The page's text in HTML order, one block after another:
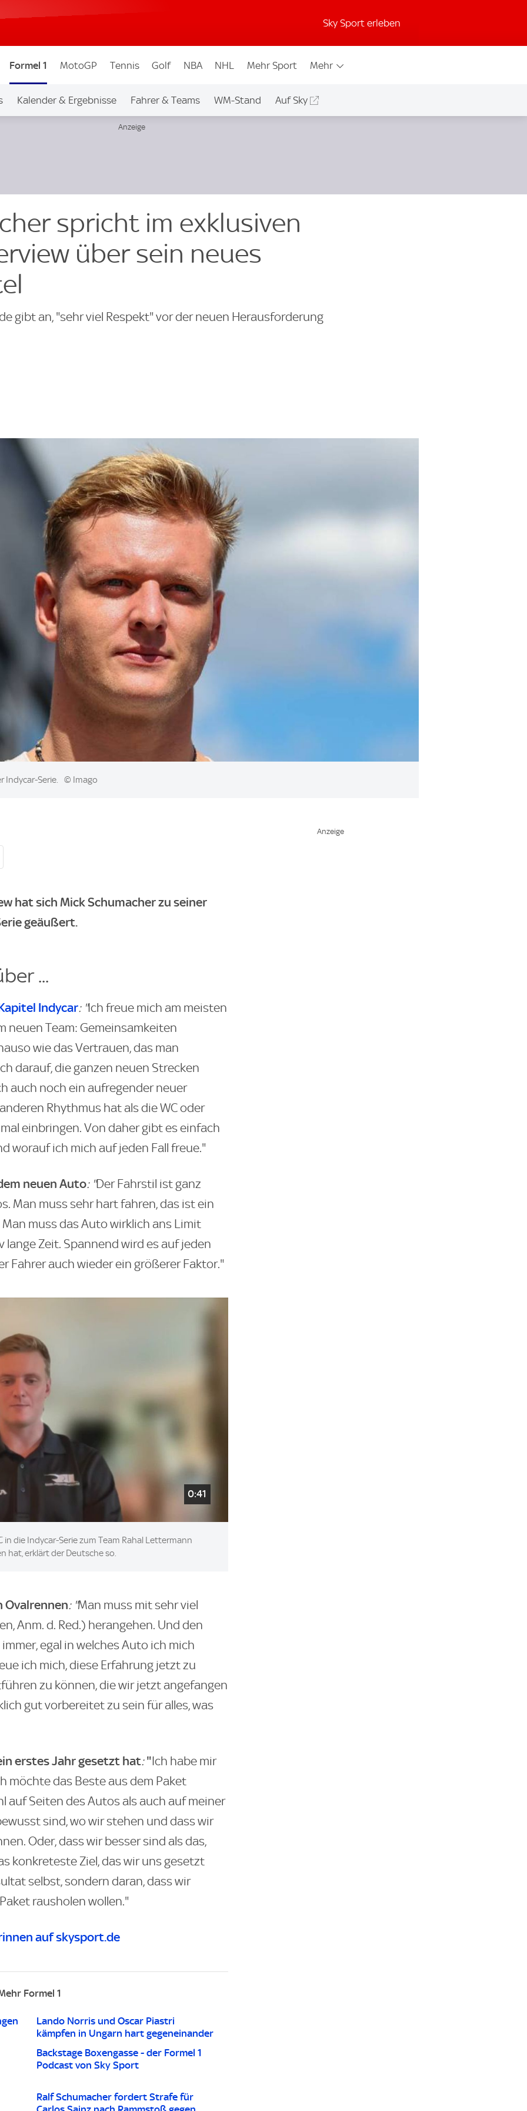
Sky Sport erleben
Formel 1 MotoGP Tennis Golf NBA NHL Mehr Sport Mehr
Kalender & Ergebnisse Fahrer & Teams WM-Stand Auf Sky
spricht im exklusiven
über sein neues
gibt an, "sehr viel Respekt" vor der neuen Herausforderung
Indycar-Serie. © Imago
hat sich Mick Schumacher zu seiner
geäußert.
...
Indycar: "Ich freue mich am meisten
neuen Team: Gemeinsamkeiten
wie das Vertrauen, das man
darauf, die ganzen neuen Strecken
auch noch ein aufregender neuer
Rhythmus hat als die WC oder
einbringen. Von daher gibt es einfach
worauf ich mich auf jeden Fall freue."
neuen Auto: "Der Fahrstil ist ganz
Man muss sehr hart fahren, das ist ein
muss das Auto wirklich ans Limit
Zeit. Spannend wird es auf jeden
Fahrer auch wieder ein größerer Faktor."
0:41
in die Indycar-Serie zum Team Rahal Lettermann
hat, erklärt der Deutsche so.
Ovalrennen: "Man muss mit sehr viel
Anm. d. Red.) herangehen. Und den
egal in welches Auto ich mich
ich mich, diese Erfahrung jetzt zu
zu können, die wir jetzt angefangen
gut vorbereitet zu sein für alles, was
erstes Jahr gesetzt hat:"Ich habe mir
möchte das Beste aus dem Paket
auf Seiten des Autos als auch auf meiner
sind, wo wir stehen und dass wir
Oder, dass wir besser sind als das,
konkreteste Ziel, das wir uns gesetzt
selbst, sondern daran, dass wir
rausholen wollen."
auf skysport.de
Formel 1
Lando Norris und Oscar Piastri
kämpfen in Ungarn hart gegeneinander
Backstage Boxengasse - der Formel 1
Podcast von Sky Sport
Ralf Schumacher fordert Strafe für